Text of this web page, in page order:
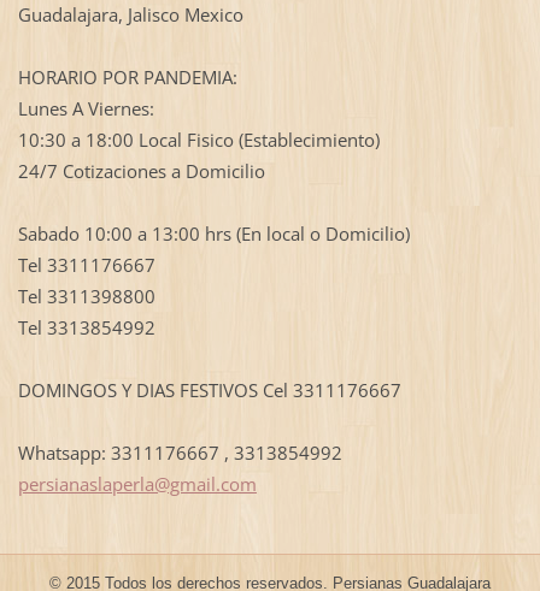
Guadalajara, Jalisco Mexico
HORARIO POR PANDEMIA:
Lunes A Viernes:
10:30 a 18:00 Local Fisico (Establecimiento)
24/7 Cotizaciones a Domicilio
Sabado 10:00 a 13:00 hrs (En local o Domicilio)
Tel 3311176667
Tel 3311398800
Tel 3313854992
DOMINGOS Y DIAS FESTIVOS Cel 3311176667
Whatsapp: 3311176667 , 3313854992
persianaslaperla@gmail.com
© 2015 Todos los derechos reservados. Persianas Guadalajara